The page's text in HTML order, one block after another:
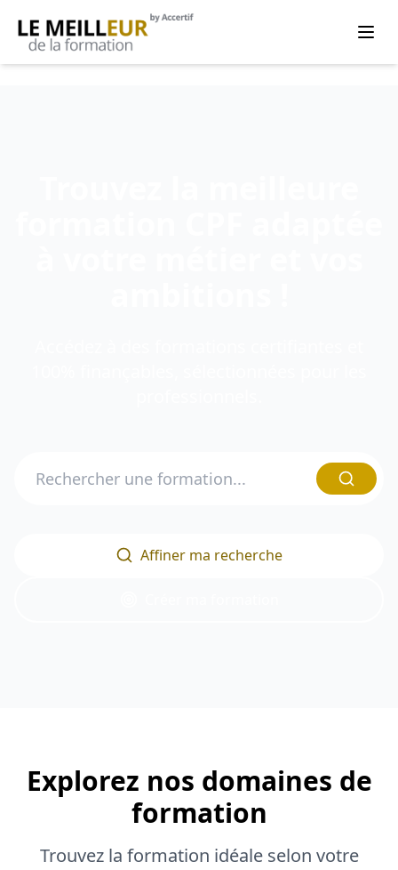
Affiner ma recherche
Explorez nos domaines de
formation
Trouvez la formation idéale selon votre